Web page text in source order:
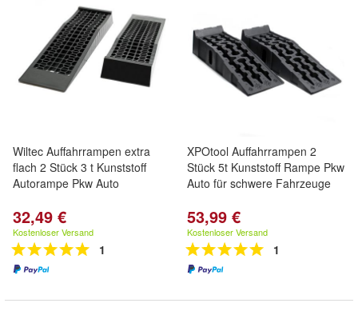
Wiltec Auffahrrampen extra
flach 2 Stück 3 t Kunststoff
Autorampe Pkw Auto
32,49 €
Kostenloser Versand
1
XPOtool Auffahrrampen 2
Stück 5t Kunststoff Rampe Pkw
Auto für schwere Fahrzeuge
53,99 €
Kostenloser Versand
1